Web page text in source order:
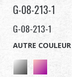
Support
Se connecter
繁體中文
G-08-213-1
G-08-213-1
AUTRE COULEUR